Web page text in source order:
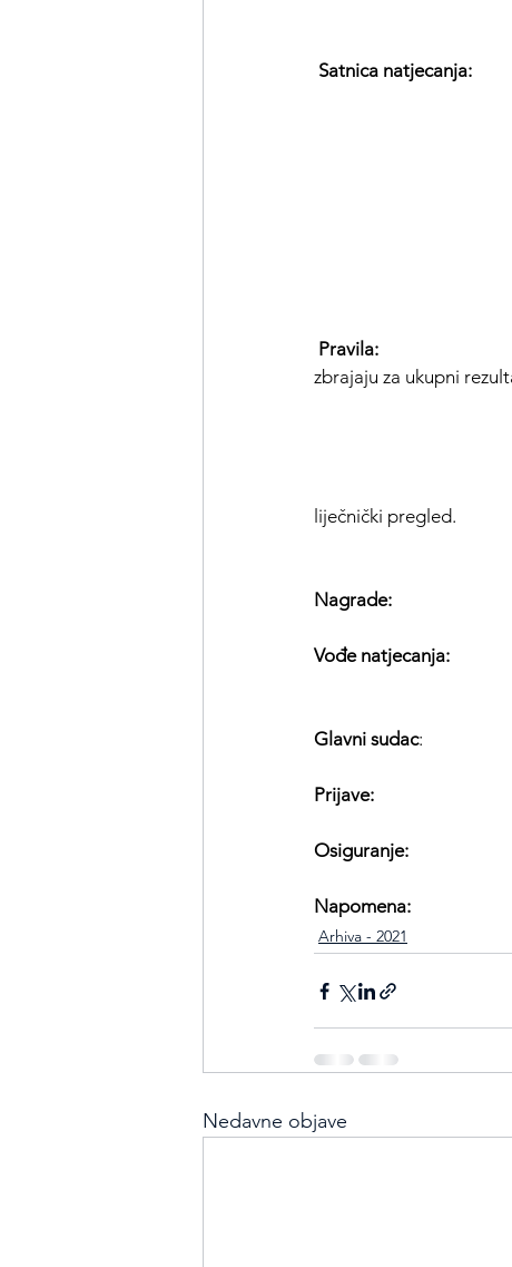
Satnica natjecanja:
- 10:00 – I
- II vožnja 15
- 16:00-
Pravila:
zbrajaju za ukupni
Obavezno
Svi natjecatelji
liječnički pregled.
Nagrade:
Vođe natjecanja:
Glavni sudac:
Prijave: e-
Arhiva - 2021
Nedavne objave